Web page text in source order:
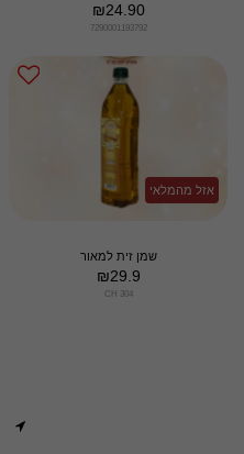
₪24.90
7290001193792
אזל מהמלאי
שמן זית למאור
₪29.9
CH 304